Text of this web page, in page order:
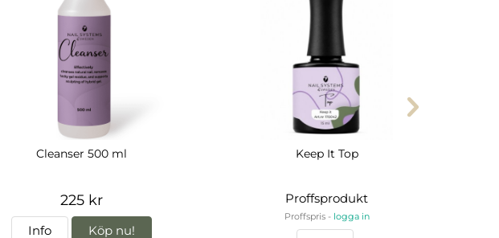
Cleanser 500 ml
225 kr
Info Köp nu!
Keep It Top
Proffsprodukt
Proffspris - logga in